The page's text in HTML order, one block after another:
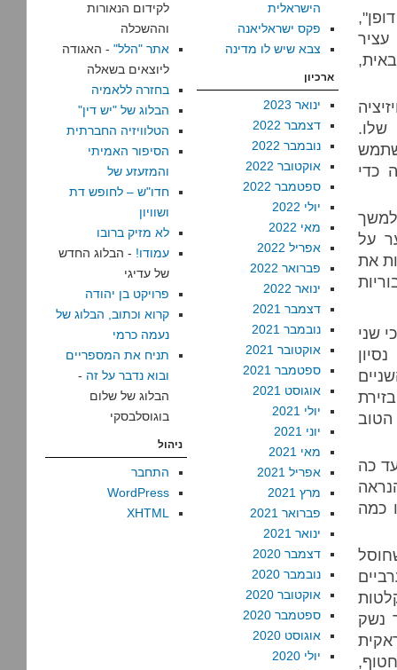
שלו.
כדי
למשך
על
את
שני
נמנע עד כה
כמה
נשק
הישראלית
פקס ישראליאנה
צבא שיש לו מדינה
ארכיון
ינואר 2023
דצמבר 2022
נובמבר 2022
אוקטובר 2022
ספטמבר 2022
יולי 2022
מאי 2022
אפריל 2022
פברואר 2022
ינואר 2022
דצמבר 2021
נובמבר 2021
אוקטובר 2021
ספטמבר 2021
אוגוסט 2021
יולי 2021
יוני 2021
מאי 2021
אפריל 2021
מרץ 2021
פברואר 2021
ינואר 2021
דצמבר 2020
נובמבר 2020
אוקטובר 2020
ספטמבר 2020
אוגוסט 2020
יולי 2020
לקידום הנאורות
וההשכלה
אתר "הלל" - האגודה
ליוצאים בשאלה
בחזרה ללאמיה
הבלוג של "יש דין"
הטלוויזיה החברתית
הסיפור האמיתי
והמזעזע של
חדו"ש – לחופש דת
ושוויון
לא מזיק ברובו
עמודו! - הבלוג החדש
של עדיגי
פרויקט בן יהודה
קרוא וכתוב, הבלוג של
נעמה כרמי
תניח את המספריים
ובוא נדבר על זה -
הבלוג של שלום
בוגוסלבסקי
ניהול
התחבר
WordPress
XHTML